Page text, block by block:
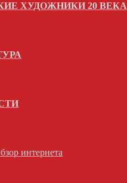
ХУДОЖНИКИ 20 ВЕКА
интернета